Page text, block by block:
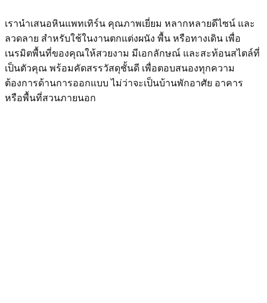
เรานำเสนอหินแพทเทิร์น คุณภาพเยี่ยม หลากหลายดีไซน์ และ
ลวดลาย สำหรับใช้ในงานตกแต่งผนัง พื้น หรือทางเดิน เพื่อ
เนรมิตพื้นที่ของคุณให้สวยงาม มีเอกลักษณ์ และสะท้อนสไตล์ที่
เป็นตัวคุณ พร้อมคัดสรรวัสดุชั้นดี เพื่อตอบสนองทุกความ
ต้องการด้านการออกแบบ ไม่ว่าจะเป็นบ้านพักอาศัย อาคาร
หรือพื้นที่สวนภายนอก